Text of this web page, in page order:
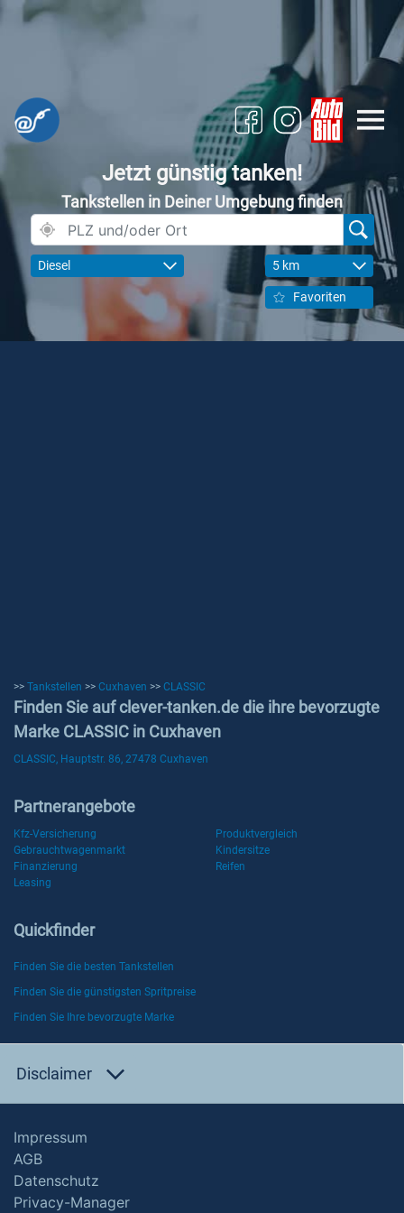
Jetzt günstig tanken!
Tankstellen in Deiner Umgebung finden
Diesel 5 km
Favoriten
>> Tankstellen >> Cuxhaven >> CLASSIC
Finden Sie auf clever-tanken.de die ihre bevorzugte
Marke CLASSIC in Cuxhaven
CLASSIC, Hauptstr. 86, 27478 Cuxhaven
Partnerangebote
Kfz-Versicherung
Produktvergleich
Gebrauchtwagenmarkt
Kindersitze
Finanzierung
Reifen
Leasing
Quickfinder
Finden Sie die besten Tankstellen
Finden Sie die günstigsten Spritpreise
Finden Sie Ihre bevorzugte Marke
Disclaimer
Impressum
AGB
Datenschutz
Privacy-Manager